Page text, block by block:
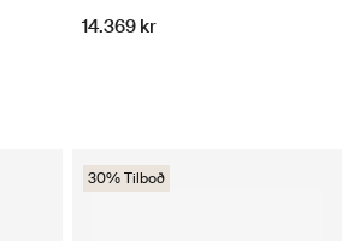
14.369 kr
30% Tilboð